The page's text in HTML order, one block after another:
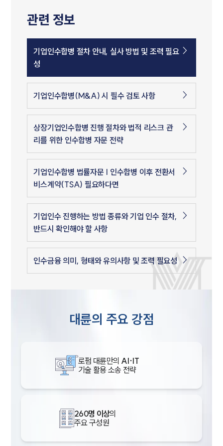
관련 정보
기업인수합병 절차 안내, 실사 방법 및 조력 필요
성
기업인수합병(M&A) 시 필수 검토 사항
상장기업인수합병 진행 절차와 법적 리스크 관
리를 위한 인수합병 자문 전략
기업인수합병 법률자문 | 인수합병 이후 전환서
비스계약(TSA) 필요하다면
기업인수 진행하는 방법 종류와 기업 인수 절차,
반드시 확인해야 할 사항
인수금융 의미, 형태와 유의사항 및 조력 필요성
대륜의 주요 강점
로펌 대륜만의 AI·IT
기술 활용 소송 전략
260명 이상의
주요 구성원